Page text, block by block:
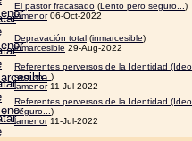
El pastor fracasado (Lento pero seguro...)
lamenor06-Oct-2022
Depravación total (inmarcesible)
inmarcesible 29-Aug-2022
Referentes perversos de la Identidad
seguro...)
lamenor11-Jul-2022
Referentes perversos de la Identidad
seguro...)
lamenor11-Jul-2022